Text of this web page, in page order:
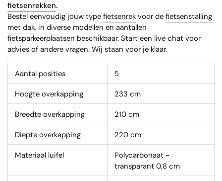
fietsenrekken.
Bestel eenvoudig jouw type fietsenrek voor de fietsenstalling
met dak, in diverse modellen en aantallen
fietsparkeerplaatsen beschikbaar. Start een live chat voor
advies of andere vragen. Wij staan voor je klaar.
Aantal posities 5
Hoogte overkapping 233 cm
Breedte overkapping 210 cm
Diepte overkapping 220 cm
Materiaal luifel
Polycarbonaat -
transparant 0,8 cm